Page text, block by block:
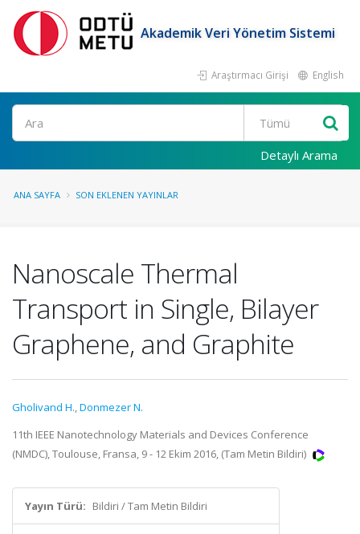
Akademik Veri Yönetim Sistemi
Araştırmacı Girişi English
Ara
Detaylı Arama
ANA SAYFA SON EKLENEN YAYINLAR
Nanoscale Thermal
Transport in Single, Bilayer
Graphene, and Graphite
Gholivand H.,Donmezer N.
11th IEEE Nanotechnology Materials and Devices Conference
(NMDC), Toulouse, Fransa, 9 - 12 Ekim 2016, (Tam Metin Bildiri)
Yayın Türü: Bildiri / Tam Metin Bildiri